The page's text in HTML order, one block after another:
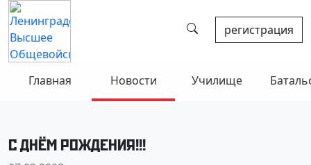
регистрация
Главная Новости Училище
С ДНЁМ РОЖДЕНИЯ!!!